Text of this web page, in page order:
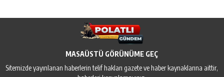
MASAÜSTÜ GÖRÜNÜME GEÇ
Sitemizde yayınlanan haberlerin telif hakları gazete ve haber kaynaklarına aittir,